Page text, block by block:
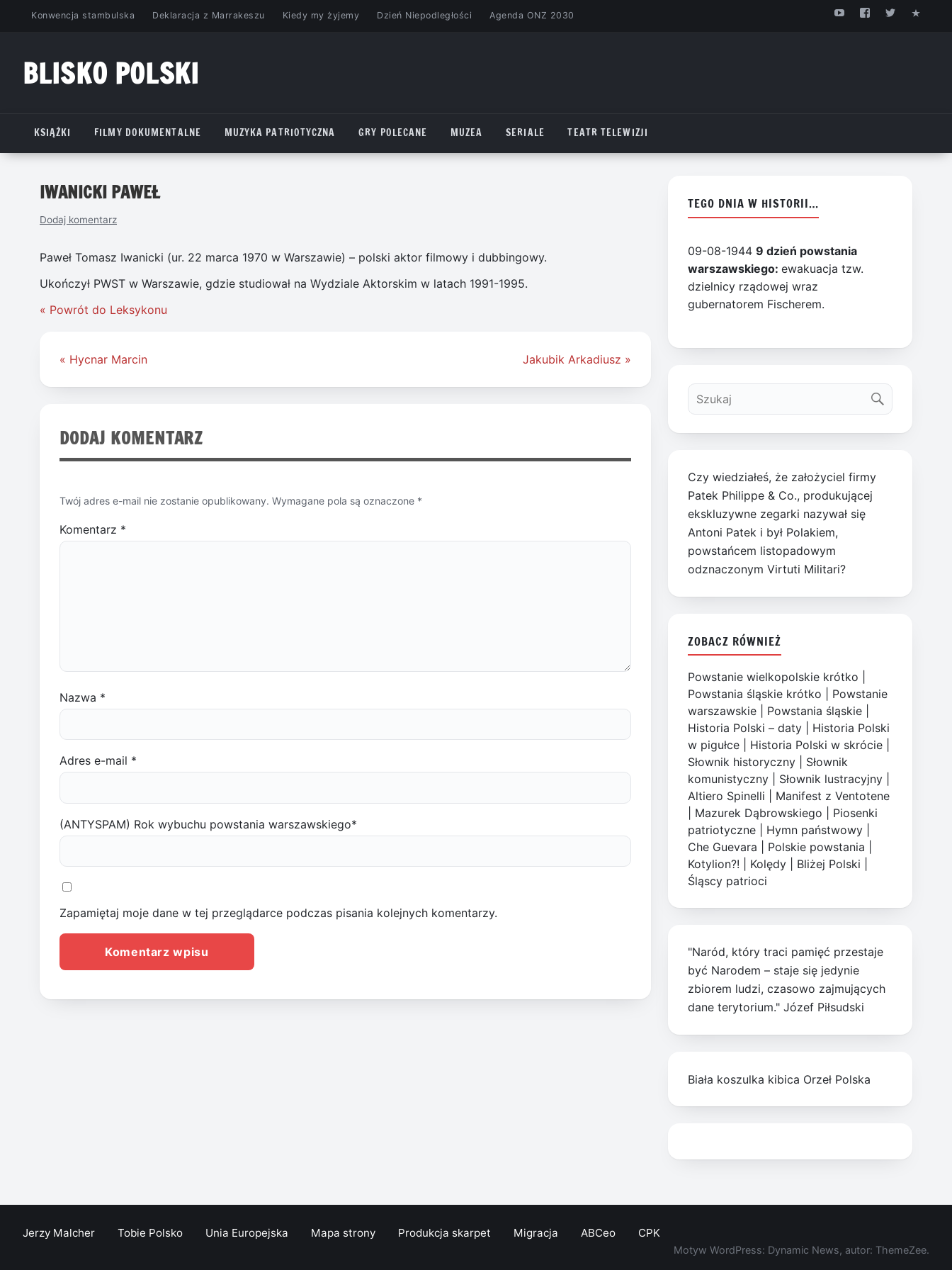
PrzejdźKonwencja stambulska Deklaracja z Marrakeszu Kiedy my żyjemy Dzień Niepodległości Agenda ONZ 2030
BLISKO POLSKI
KSIĄŻKI
FILMY DOKUMENTALNE MUZYKA PATRIOTYCZNA GRY POLECANE MUZEA SERIALE TEATR TELEWIZJI
IWANICKI PAWEŁ
Dodaj komentarz
Paweł Tomasz Iwanicki (ur. 22 marca 1970 w Warszawie) – polski aktor filmowy i dubbingowy.
Ukończył PWST w Warszawie, gdzie studiował na Wydziale Aktorskim w latach 1991-1995.
« Powrót do Leksykonu
Nawigacja
« Hycnar Marcin Jakubik Arkadiusz »
DODAJ KOMENTARZ
Twój adres e-mail nie zostanie opublikowany. Wymagane pola są oznaczone *
Komentarz *
Nazwa *
Adres e-mail *
(ANTYSPAM) Rok wybuchu powstania warszawskiego*
Zapamiętaj moje dane w tej przeglądarce podczas pisania kolejnych komentarzy.
TEGO DNIA W HISTORII…
09-08-19449 dzień powstania
warszawskiego:ewakuacja tzw.
dzielnicy rządowej wraz
gubernatorem Fischerem.
Czy wiedziałeś, że założyciel firmy
Patek Philippe & Co., produkującej
ekskluzywne zegarki nazywał się
Antoni Patek i był Polakiem,
powstańcem listopadowym
odznaczonym Virtuti Militari?
ZOBACZ RÓWNIEŻ
Powstanie wielkopolskie krótko
Powstania śląskie krótko
Powstanie
warszawskie
Powstania śląskie
Historia Polski – daty
Historia Polski
w pigułce
Historia Polski w skrócie
Słownik historyczny
Słownik
komunistyczny
Słownik lustracyjny
Altiero Spinelli
Manifest z Ventotene
Mazurek Dąbrowskiego
Piosenki
patriotyczne
Hymn państwowy
Che Guevara
Polskie powstania
Kotylion?!
Kolędy Bliżej Polski
Śląscy patrioci
"Naród, który traci pamięć przestaje
być Narodem – staje się jedynie
zbiorem ludzi, czasowo zajmujących
dane terytorium." Józef Piłsudski
Biała koszulka kibica Orzeł Polska
Jerzy Malcher Tobie Polsko Unia Europejska Mapa strony Produkcja skarpet Migracja ABCeo CPK
Motyw WordPress: Dynamic News, autor: ThemeZee.